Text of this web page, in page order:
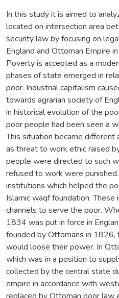
In this study it is aimed to
located on intersection area
security law by focusing on
England and Ottoman Empire
Poverty is accepted as a
phases of state emerged in
poor. Industrial capitalism
towards agrarian society of
in historical evolution of the
poor people had been seen a
This situation became
as threat to work ethic raised
people were directed to such
refused to work were
institutions which helped the
Islamic waqf foundation.
channels to serve the poor.
1834 was put in force in
founded by Ottomans in
would loose their power. In
which was in a position to
collected by the central state
empire in accordance with